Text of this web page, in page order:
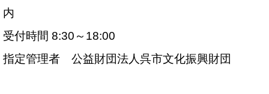
内
受付時間 8:30～18:00
指定管理者 公益財団法人呉市文化振興財団